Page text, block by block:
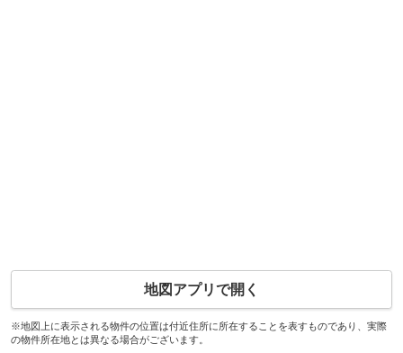
地図アプリで開く
※地図上に表示される物件の位置は付近住所に所在することを表すものであり、実際
の物件所在地とは異なる場合がございます。